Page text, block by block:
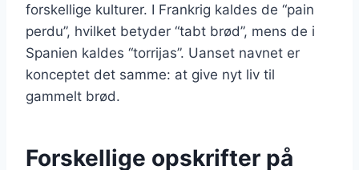
forskellige kulturer. I Frankrig kaldes de “pain
perdu”, hvilket betyder “tabt brød”, mens de i
Spanien kaldes “torrijas”. Uanset navnet er
konceptet det samme: at give nyt liv til
gammelt brød.
Forskellige opskrifter på